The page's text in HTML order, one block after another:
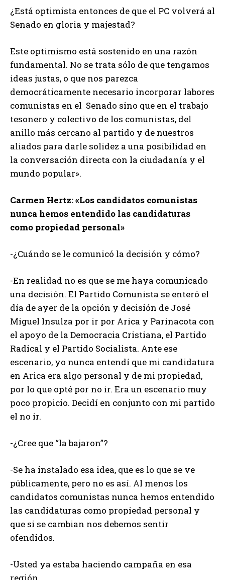
¿Está optimista entonces de que el PC volverá al
Senado en gloria y majestad?
Este optimismo está sostenido en una razón
fundamental. No se trata sólo de que tengamos
ideas justas, o que nos parezca
democráticamente necesario incorporar labores
comunistas en el Senado sino que en el trabajo
tesonero y colectivo de los comunistas, del
anillo más cercano al partido y de nuestros
aliados para darle solidez a una posibilidad en
la conversación directa con la ciudadanía y el
mundo popular».
Carmen Hertz: «Los candidatos comunistas
nunca hemos entendido las candidaturas
como propiedad personal»
-¿Cuándo se le comunicó la decisión y cómo?
-En realidad no es que se me haya comunicado
una decisión. El Partido Comunista se enteró el
día de ayer de la opción y decisión de José
Miguel Insulza por ir por Arica y Parinacota con
el apoyo de la Democracia Cristiana, el Partido
Radical y el Partido Socialista. Ante ese
escenario, yo nunca entendí que mi candidatura
en Arica era algo personal y de mi propiedad,
por lo que opté por no ir. Era un escenario muy
poco propicio. Decidí en conjunto con mi partido
el no ir.
-¿Cree que “la bajaron”?
-Se ha instalado esa idea, que es lo que se ve
públicamente, pero no es así. Al menos los
candidatos comunistas nunca hemos entendido
las candidaturas como propiedad personal y
que si se cambian nos debemos sentir
ofendidos.
-Usted ya estaba haciendo campaña en esa
región.